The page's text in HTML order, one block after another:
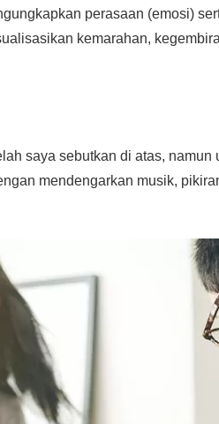
perasaan (emosi)
kemarahan,
saya sebutkan di atas, namun
mendengarkan musik,